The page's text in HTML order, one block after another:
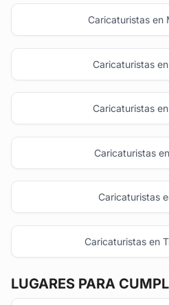
Caricaturistas en
Caricaturistas
Caricaturistas
Caricaturistas
Caricaturistas
Caricaturistas en
LUGARES PARA